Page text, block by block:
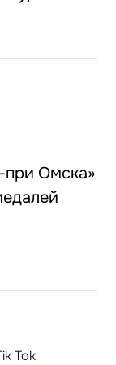
при Омска»
Tok